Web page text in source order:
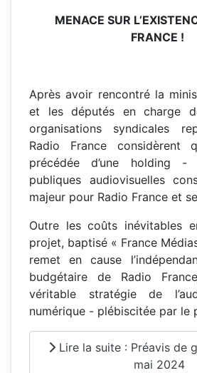
MENACE SUR
FRANCE !
Après avoir rencontré la
et les députés en charge
organisations syndicales
Radio France
précédée d’une holding -
publiques audiovisuelles
majeur pour Radio France et
Outre les coûts inévitables
projet, baptisé « France
remet en cause
budgétaire de Radio
véritable stratégie de
numérique - plébiscitée par le
Lire la suite : Préavis de
mai 2024